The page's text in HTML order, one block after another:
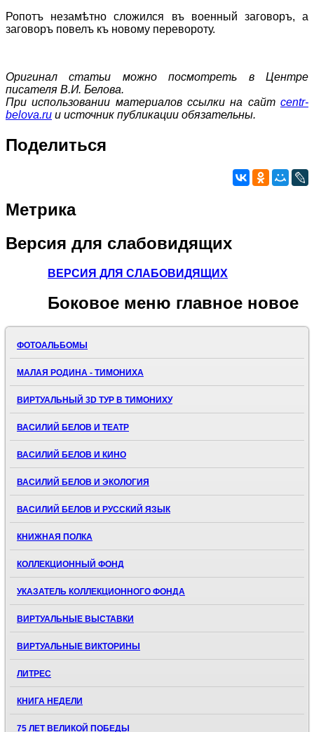
Ропотъ незамѣтно сложился въ военный заговоръ, а
заговоръ повелъ къ новому перевороту.
Оригинал статьи можно посмотреть в Центре
писателя В.И. Белова.
При использовании материалов ссылки на сайт centr-
belova.ru и источник публикации обязательны.
Поделиться
Метрика
Версия для слабовидящих
ВЕРСИЯ ДЛЯ СЛАБОВИДЯЩИХ
Боковое меню главное новое
ФОТОАЛЬБОМЫ
МАЛАЯ РОДИНА - ТИМОНИХА
ВИРТУАЛЬНЫЙ 3D ТУР В ТИМОНИХУ
ВАСИЛИЙ БЕЛОВ И ТЕАТР
ВАСИЛИЙ БЕЛОВ И КИНО
ВАСИЛИЙ БЕЛОВ И ЭКОЛОГИЯ
ВАСИЛИЙ БЕЛОВ И РУССКИЙ ЯЗЫК
КНИЖНАЯ ПОЛКА
КОЛЛЕКЦИОННЫЙ ФОНД
УКАЗАТЕЛЬ КОЛЛЕКЦИОННОГО ФОНДА
ВИРТУАЛЬНЫЕ ВЫСТАВКИ
ВИРТУАЛЬНЫЕ ВИКТОРИНЫ
ЛИТРЕС
КНИГА НЕДЕЛИ
75 ЛЕТ ВЕЛИКОЙ ПОБЕДЫ